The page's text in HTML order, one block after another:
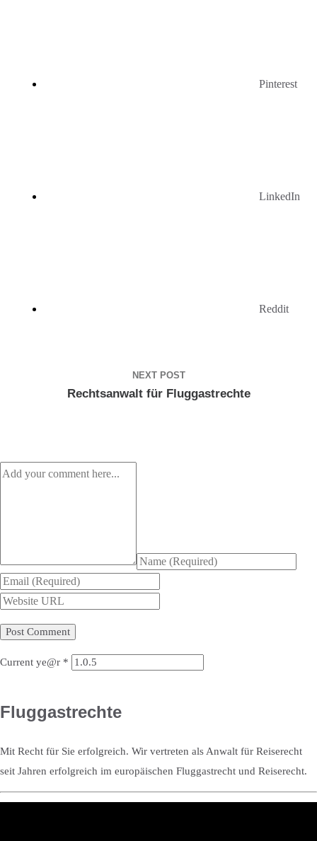
Pinterest
LinkedIn
Reddit
NEXT POST
Rechtsanwalt für Fluggastrechte
Current ye@r *
Fluggastrechte
Mit Recht für Sie erfolgreich. Wir vertreten als Anwalt für Reiserecht
seit Jahren erfolgreich im europäischen Fluggastrecht und Reiserecht.